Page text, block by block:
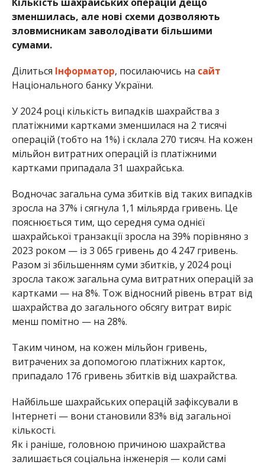
зменшилась, але нові схеми дозволяють
зловмисникам заволодівати більшими
сумами.
Ділиться Інформатор, посилаючись на сайт
Національного банку України.
У 2024 році кількість випадків шахрайства з
платіжними картками зменшилася на 2 тисячі
операцій (тобто на 1%) і склала 270 тисяч. На кожен
мільйон витратних операцій із платіжними
картками припадала 31 шахрайська.
Водночас загальна сума збитків від таких випадків
зросла на 37% і сягнула 1,1 мільярда гривень. Це
пояснюється тим, що середня сума однієї
шахрайської транзакції зросла на 39% порівняно з
2023 роком — із 3 065 гривень до 4 247 гривень.
Разом зі збільшенням суми збитків, у 2024 році
зросла також загальна сума витратних операцій за
картками — на 8%. Тож відносний рівень втрат від
шахрайства до загального обсягу витрат виріс
менш помітно — на 28%.
Таким чином, на кожен мільйон гривень,
витрачених за допомогою платіжних карток,
припадало 176 гривень збитків від шахрайства.
Найбільше шахрайських операцій зафіксували в
Інтернеті — вони становили 83% від загальної
кількості.
Як і раніше, головною причиною шахрайства
залишається соціальна інженерія — коли самі